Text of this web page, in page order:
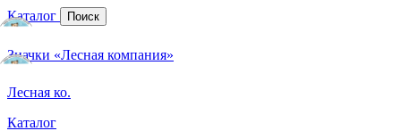
Каталог Поиск
Значки «Лесная компания»
Лесная ко.
Каталог